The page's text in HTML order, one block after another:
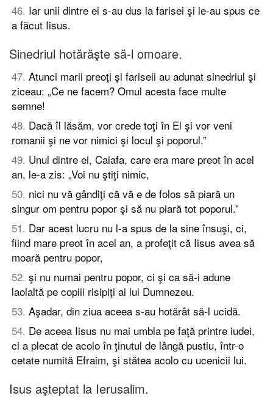
46. Iar unii dintre ei s-au dus la farisei şi le-au spus ce
a făcut Iisus.
Sinedriul hotărăşte să-l omoare.
47. Atunci marii preoţi şi fariseii au adunat sinedriul şi
ziceau: „Ce ne facem? Omul acesta face multe
semne!
48. Dacă îl lăsăm, vor crede toţi în El şi vor veni
romanii şi ne vor nimici şi locul şi poporul.”
49. Unul dintre ei, Caiafa, care era mare preot în acel
an, le-a zis: „Voi nu ştiţi nimic,
50. nici nu vă gândiţi că vă e de folos să piară un
singur om pentru popor şi să nu piară tot poporul.”
51. Dar acest lucru nu l-a spus de la sine însuşi, ci,
fiind mare preot în acel an, a profeţit că Iisus avea să
moară pentru popor,
52. şi nu numai pentru popor, ci şi ca să-i adune
laolaltă pe copiii risipiţi ai lui Dumnezeu.
53. Aşadar, din ziua aceea s-au hotărât să-l ucidă.
54. De aceea Iisus nu mai umbla pe faţă printre iudei,
ci a plecat de acolo în ţinutul de lângă pustiu, într-o
cetate numită Efraim, şi stătea acolo cu ucenicii lui.
Isus aşteptat la Ierusalim.